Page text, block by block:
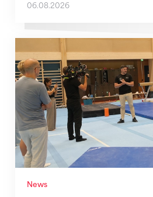
06.08.2026
News
Mit klaren Zielen nach Zagreb